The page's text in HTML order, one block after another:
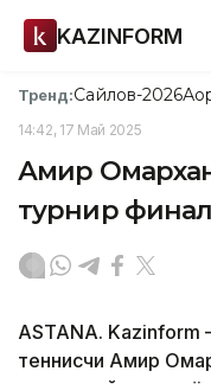
KAZINFORM
Тренд:Сайлов-2026
14:42, 17 Май 2025
Амир
турнир
ASTANA. Kazinform
теннисчи Амир